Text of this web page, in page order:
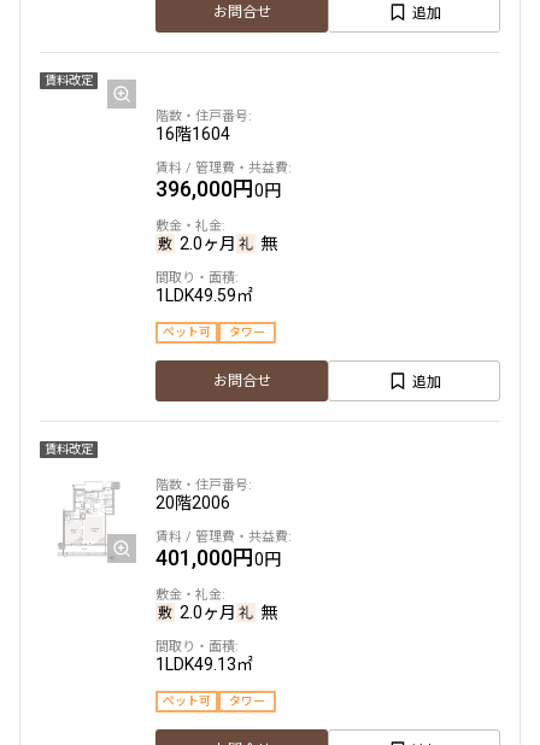
お問合せ 追加
賃料改定
16階1604
396,000円0円
2.0ヶ月 無
1LDK49.59㎡
ペット可 タワー
お問合せ 追加
賃料改定
20階2006
401,000円0円
2.0ヶ月 無
1LDK49.13㎡
ペット可 タワー